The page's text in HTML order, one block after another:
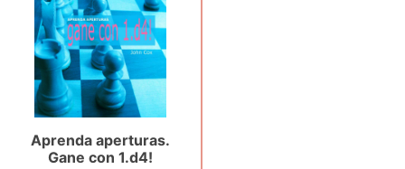
Aprenda aperturas.
Gane con 1.d4!